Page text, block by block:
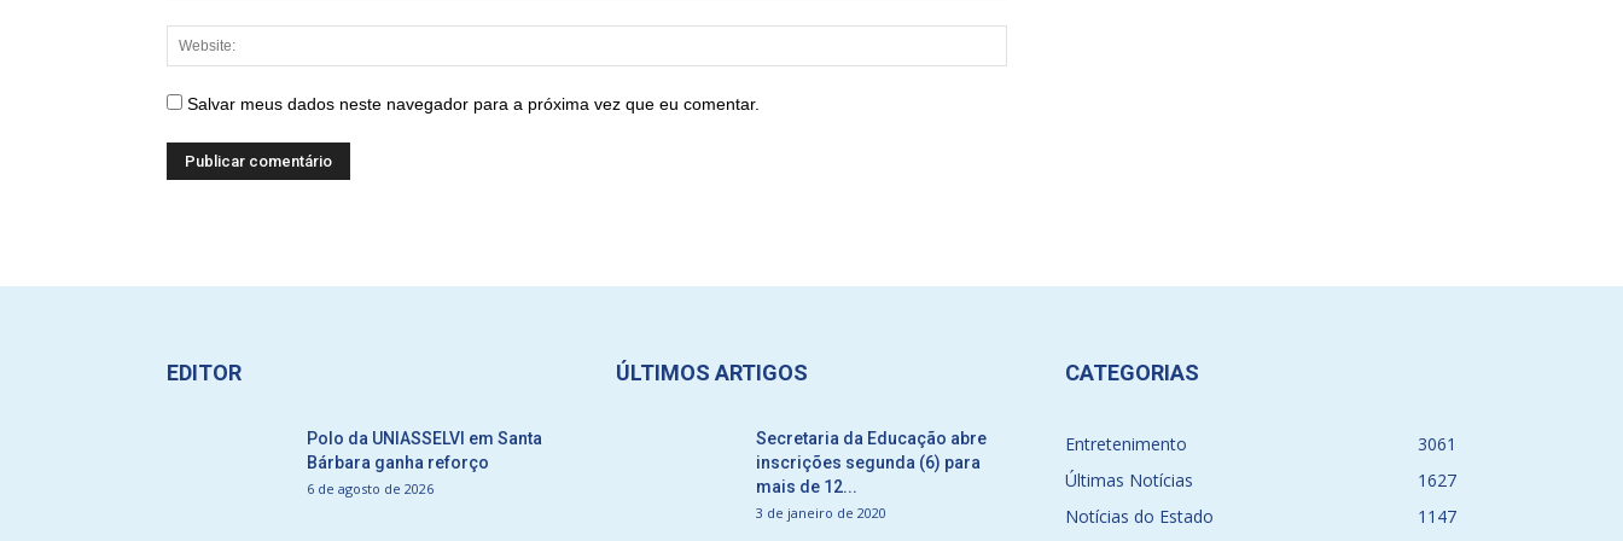
Salvar meus dados neste navegador para a próxima vez que eu comentar.
EDITOR
Polo da UNIASSELVI em Santa
Bárbara ganha reforço
6 de agosto de 2026
ÚLTIMOS ARTIGOS
Secretaria da Educação abre
inscrições segunda (6) para
mais de 12...
3 de janeiro de 2020
CATEGORIAS
Entretenimento
3061
Últimas Notícias
1627
Notícias do Estado
1147